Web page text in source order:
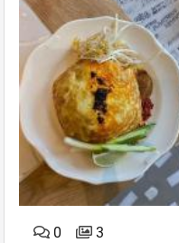
0 3